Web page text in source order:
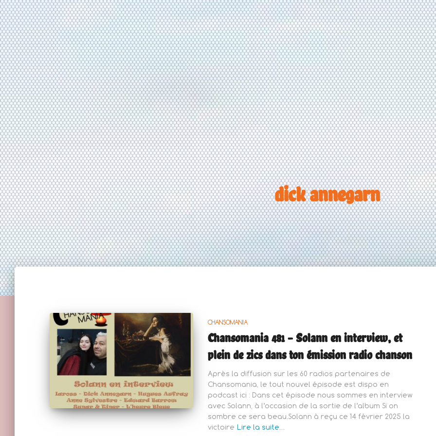
dick annegarn
CHANSOMANIA
Chansomania 481 – Solann en interview, et
plein de zics dans ton émission radio chanson
Après la diffusion sur les 60 radios partenaires de
Chansomania, le tout nouvel épisode est dispo en
podcast ici : Dans cet épisode nous sommes en interview
avec Solann, à l’occasion de la sortie de l’album Si on
sombre ce sera beau.Solann à reçu ce 14 février 2025 la
victoire Lire la suite…